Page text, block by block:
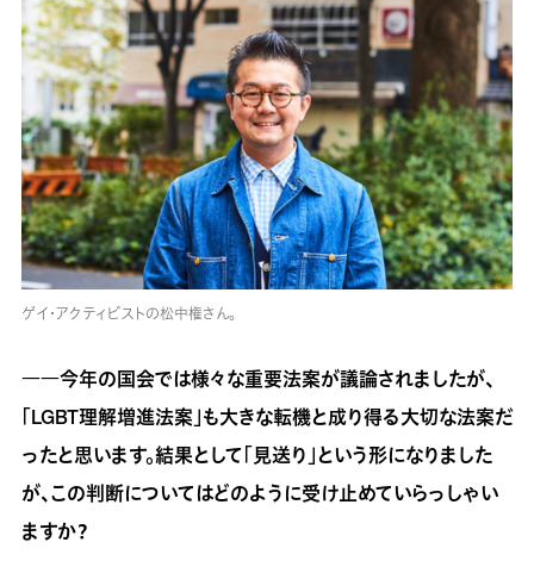
ゲイ・アクティビストの松中権さん。
――今年の国会では様々な重要法案が議論されましたが、
「LGBT理解増進法案」も大きな転機と成り得る大切な法案だ
ったと思います。結果として「見送り」という形になりました
が、この判断についてはどのように受け止めていらっしゃい
ますか？